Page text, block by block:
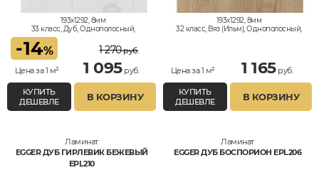
193x1292, 8мм
33 класс, Дуб, Однополосный,
-14%
Цена за 1 м²
1 270руб.
1 095руб.
КУПИТЬ
ДЕШЕВЛЕ
В КОРЗИНУ
193x1292, 8мм
32 класс, Вяз (Ильм), Однополосный,
Цена за 1 м² 1 165руб.
КУПИТЬ
ДЕШЕВЛЕ
В КОРЗИНУ
Ламинат
EGGER ДУБ ГИРЛЕВИК БЕЖЕВЫЙ
EPL210
Ламинат
EGGER ДУБ БОСПОРИОН EPL206